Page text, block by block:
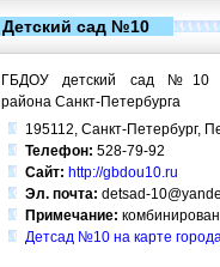
Детский сад №10
ГБДОУ детский сад №10
района Санкт-Петербурга
195112, Санкт-Петербург,
Телефон: 528-79-92
Сайт: http://gbdou10.ru
Эл. почта: detsad-
Примечание:
Детсад №10 на карте